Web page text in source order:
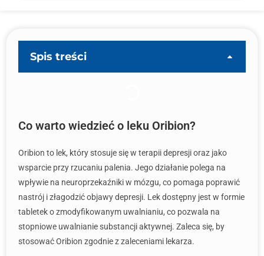
Spis treści
Co warto wiedzieć o leku Oribion?
Oribion to lek, który stosuje się w terapii depresji oraz jako
wsparcie przy rzucaniu palenia. Jego działanie polega na
wpływie na neuroprzekaźniki w mózgu, co pomaga poprawić
nastrój i złagodzić objawy depresji. Lek dostępny jest w formie
tabletek o zmodyfikowanym uwalnianiu, co pozwala na
stopniowe uwalnianie substancji aktywnej. Zaleca się, by
stosować Oribion zgodnie z zaleceniami lekarza.